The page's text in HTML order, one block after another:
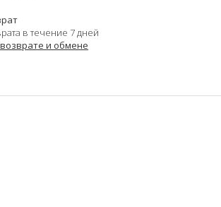
в течение 7 дней
и обмене